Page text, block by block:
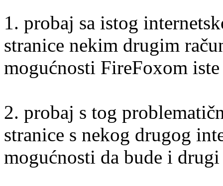
1. probaj sa istog
stranice nekim drugim
mogućnosti FireFoxom
2. probaj s tog
stranice s nekog drugog
mogućnosti da bude i